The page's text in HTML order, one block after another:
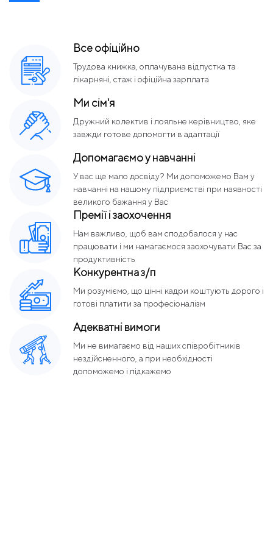
Все офіційно
Трудова книжка, оплачувана відпустка та
лікарняні, стаж і офіційна зарплата
Ми сім'я
Дружний колектив і лояльне керівництво, яке
завжди готове допомогти в адаптації
Допомагаємо у навчанні
У вас ще мало досвіду? Ми допоможемо Вам у
навчанні на нашому підприємстві при наявності
великого бажання у Вас
Премії і заохочення
Нам важливо, щоб вам сподобалося у нас
працювати і ми намагаємося заохочувати Вас за
продуктивність
Конкурентна з/п
Ми розуміємо, що цінні кадри коштують дорого і
готові платити за професіоналізм
Адекватні вимоги
Ми не вимагаємо від наших співробітників
нездійсненного, а при необхідності
допоможемо і підкажемо